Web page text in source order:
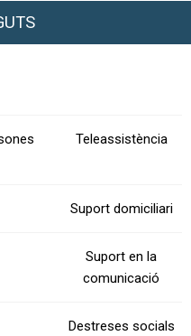
Teleassistència
Suport domiciliari
Suport en la
comunicació
Destreses socials